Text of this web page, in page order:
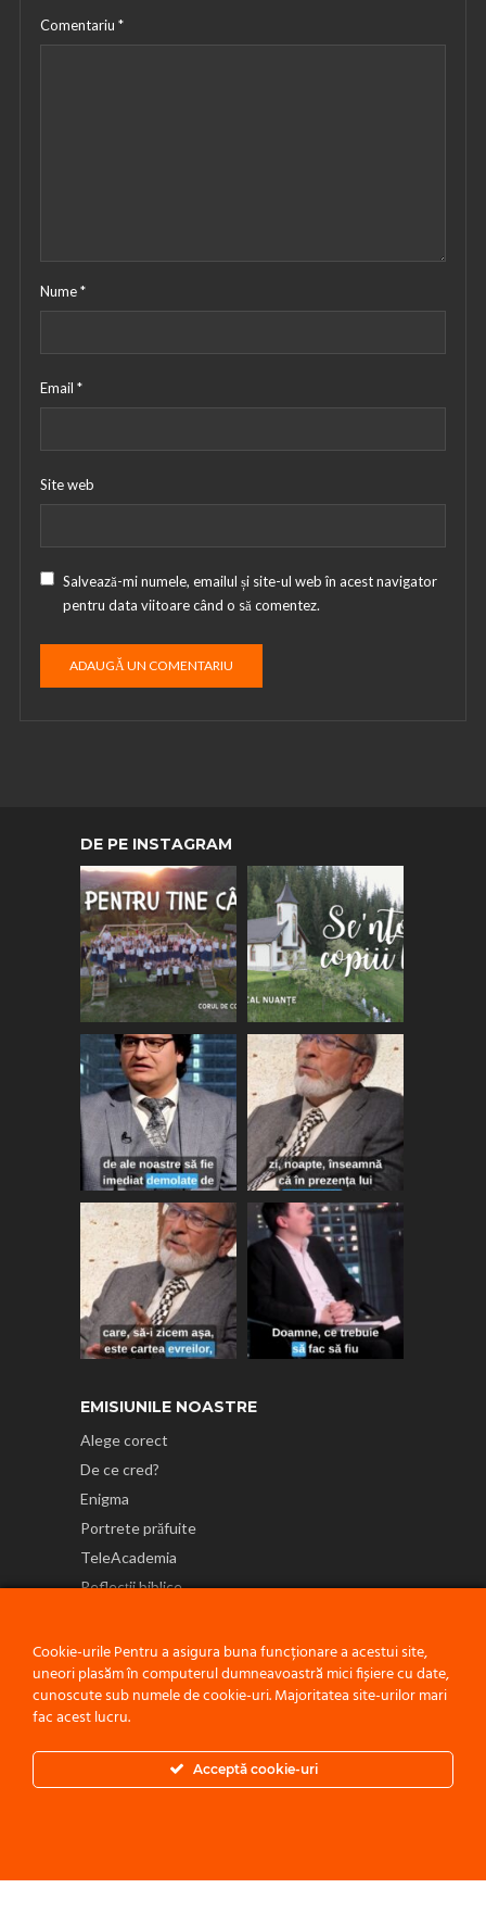
Comentariu *
Nume*
Email *
Site web
Salvează-mi numele, emailul și site-ul web în acest navigator
pentru data viitoare când o să comentez.
DE PE INSTAGRAM
EMISIUNILE NOASTRE
Alege corect
De ce cred?
Enigma
Portrete prăfuite
TeleAcademia
Reflecții biblice
Politică de confidențialitate
Cookie-urile Pentru a asigura buna funcționare a acestui site,
uneori plasăm în computerul dumneavoastră mici fișiere cu date,
cunoscute sub numele de cookie-uri. Majoritatea site-urilor mari
fac acest lucru.
Acceptă cookie-uri